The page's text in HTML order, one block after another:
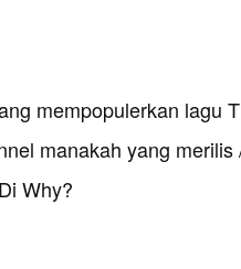
mempopulerkan lagu
manakah yang
Why?